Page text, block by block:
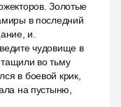
Золотые
в последний
и.
чудовище в
во тьму
в боевой крик,
на пустыню,